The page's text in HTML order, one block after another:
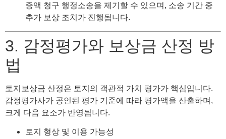
증액 청구 행정소송을 제기할 수 있으며, 소송 기간 중
추가 보상 조치가 진행됩니다.
3. 감정평가와 보상금 산정 방
법
토지보상금 산정은 토지의 객관적 가치 평가가 핵심입니다.
감정평가사가 공인된 평가 기준에 따라 평가액을 산출하며,
크게 다음 요소가 반영됩니다.
토지 형상 및 이용 가능성